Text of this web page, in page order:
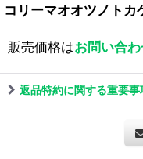
コリーマオオツノト
販売価格はお問い合
返品特約に関する重要事